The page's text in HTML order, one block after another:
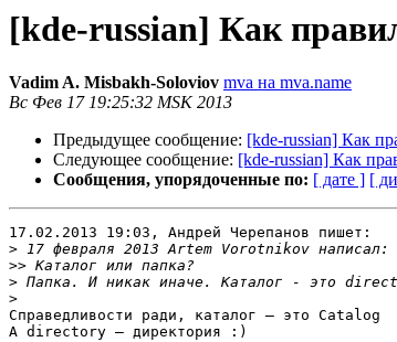
[kde-russian] Как
Vadim A. Misbakh-Soloviov mva на mva.name
Вс Фев 17 19:25:32 MSK 2013
Предыдущее сообщение: [kde-russian] Как
Следующее сообщение: [kde-russian] Как
Сообщения, упорядоченные по: [ дате ] [
17.02.2013 19:03, Андрей Черепанов пишет:
>
>>
>
>
Справедливости ради, каталог — это Catalog
А directory — директория :)